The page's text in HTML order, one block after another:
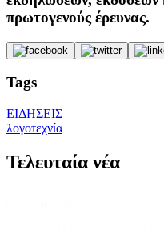
πρωτογενούς έρευνας.
Tags
ΕΙΔΗΣΕΙΣ
λογοτεχνία
Τελευταία νέα